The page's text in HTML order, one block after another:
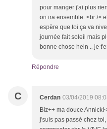
pour manger j'ai plus
on ira ensemble. <br />
espère que toi ça va
journée fait soleil mais
bonne chose hein .. je
Répondre
C Cerdan 03/04/2019
Biz++ ma douce
j'suis pas passé chez